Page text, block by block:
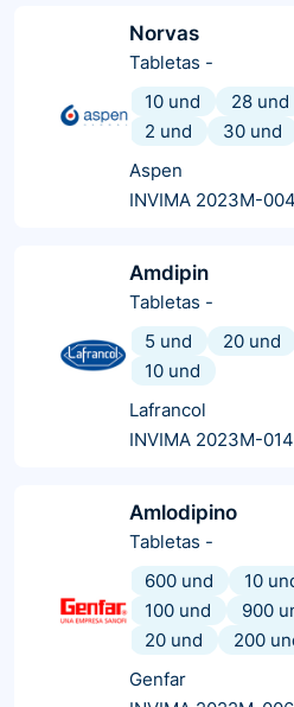
Norvas
Tabletas -
10 und
28 und
2 und
30 und
Aspen
INVIMA 2023M-
Amdipin
Tabletas -
5 und
20 und
10 und
Lafrancol
INVIMA 2023M-
Amlodipino
Tabletas -
600 und
10
100 und
900
20 und
200
Genfar